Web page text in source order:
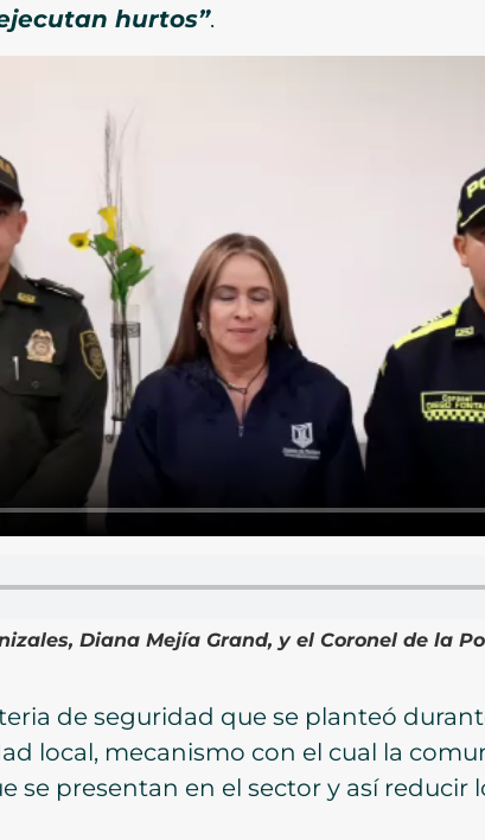
hurtos”.
Diana Mejía Grand, y el Coronel de la
de seguridad que se planteó
local, mecanismo con el cual la
se presentan en el sector y así reducir